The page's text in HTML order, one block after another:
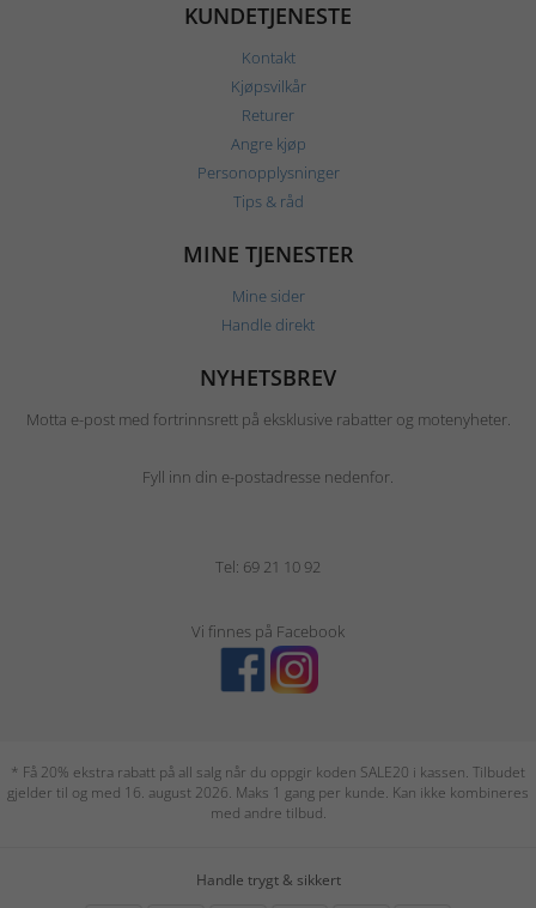
KUNDETJENESTE
Kontakt
Kjøpsvilkår
Returer
Angre kjøp
Personopplysninger
Tips & råd
MINE TJENESTER
Mine sider
Handle direkt
NYHETSBREV
Motta e-post med fortrinnsrett på eksklusive rabatter og motenyheter.
Fyll inn din e-postadresse nedenfor.
Tel: 69 21 10 92
Vi finnes på Facebook
* Få 20% ekstra rabatt på all salg når du oppgir koden SALE20 i kassen. Tilbudet
gjelder til og med 16. august 2026. Maks 1 gang per kunde. Kan ikke kombineres
med andre tilbud.
Handle trygt & sikkert